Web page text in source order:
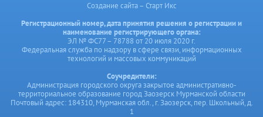
Создание сайта – Старт Икс
Регистрационный номер, дата принятия решения о регистрации и
наименование регистрирующего органа:
ЭЛ № ФС77 – 78788 от 20 июля 2020 г.
Федеральная служба по надзору в сфере связи, информационных
технологий и массовых коммуникаций
Соучредители:
Администрация городского округа закрытое административно-
территориальное образование город Заозерск Мурманской области
Почтовый адрес: 184310, Мурманская обл., г. Заозерск, пер. Школьный, д.
1